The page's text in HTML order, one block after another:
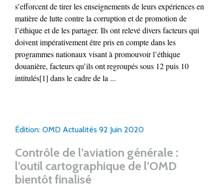
s’efforcent de tirer les enseignements de leurs expériences en
matière de lutte contre la corruption et de promotion de
l’éthique et de les partager. Ils ont relevé divers facteurs qui
doivent impérativement être pris en compte dans les
programmes nationaux visant à promouvoir l’éthique
douanière, facteurs qu’ils ont regroupés sous 12 puis 10
intitulés[1] dans le cadre de la ...
Édition: OMD Actualités 92 Juin 2020
Contrôle de l’aviation générale :
l’outil cartographique de l’OMD
bientôt finalisé